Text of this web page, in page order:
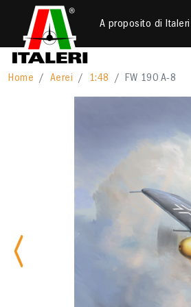
A proposito di Italeri
Home Aerei 1:48 FW 190 A-8
Previous